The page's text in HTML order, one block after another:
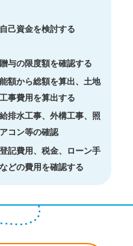
己資金を検討する
与の限度額を確認する
額から総額を算出、土地
事費用を算出する
排水工事、外構工事、照
コン等の確認
記費用、税金、ローン手
どの費用を確認する